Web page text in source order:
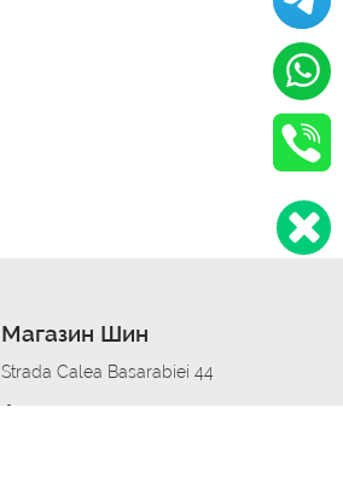
Магазин Шин
Strada Calea Basarabiei 44
Автосервис в кишиневе